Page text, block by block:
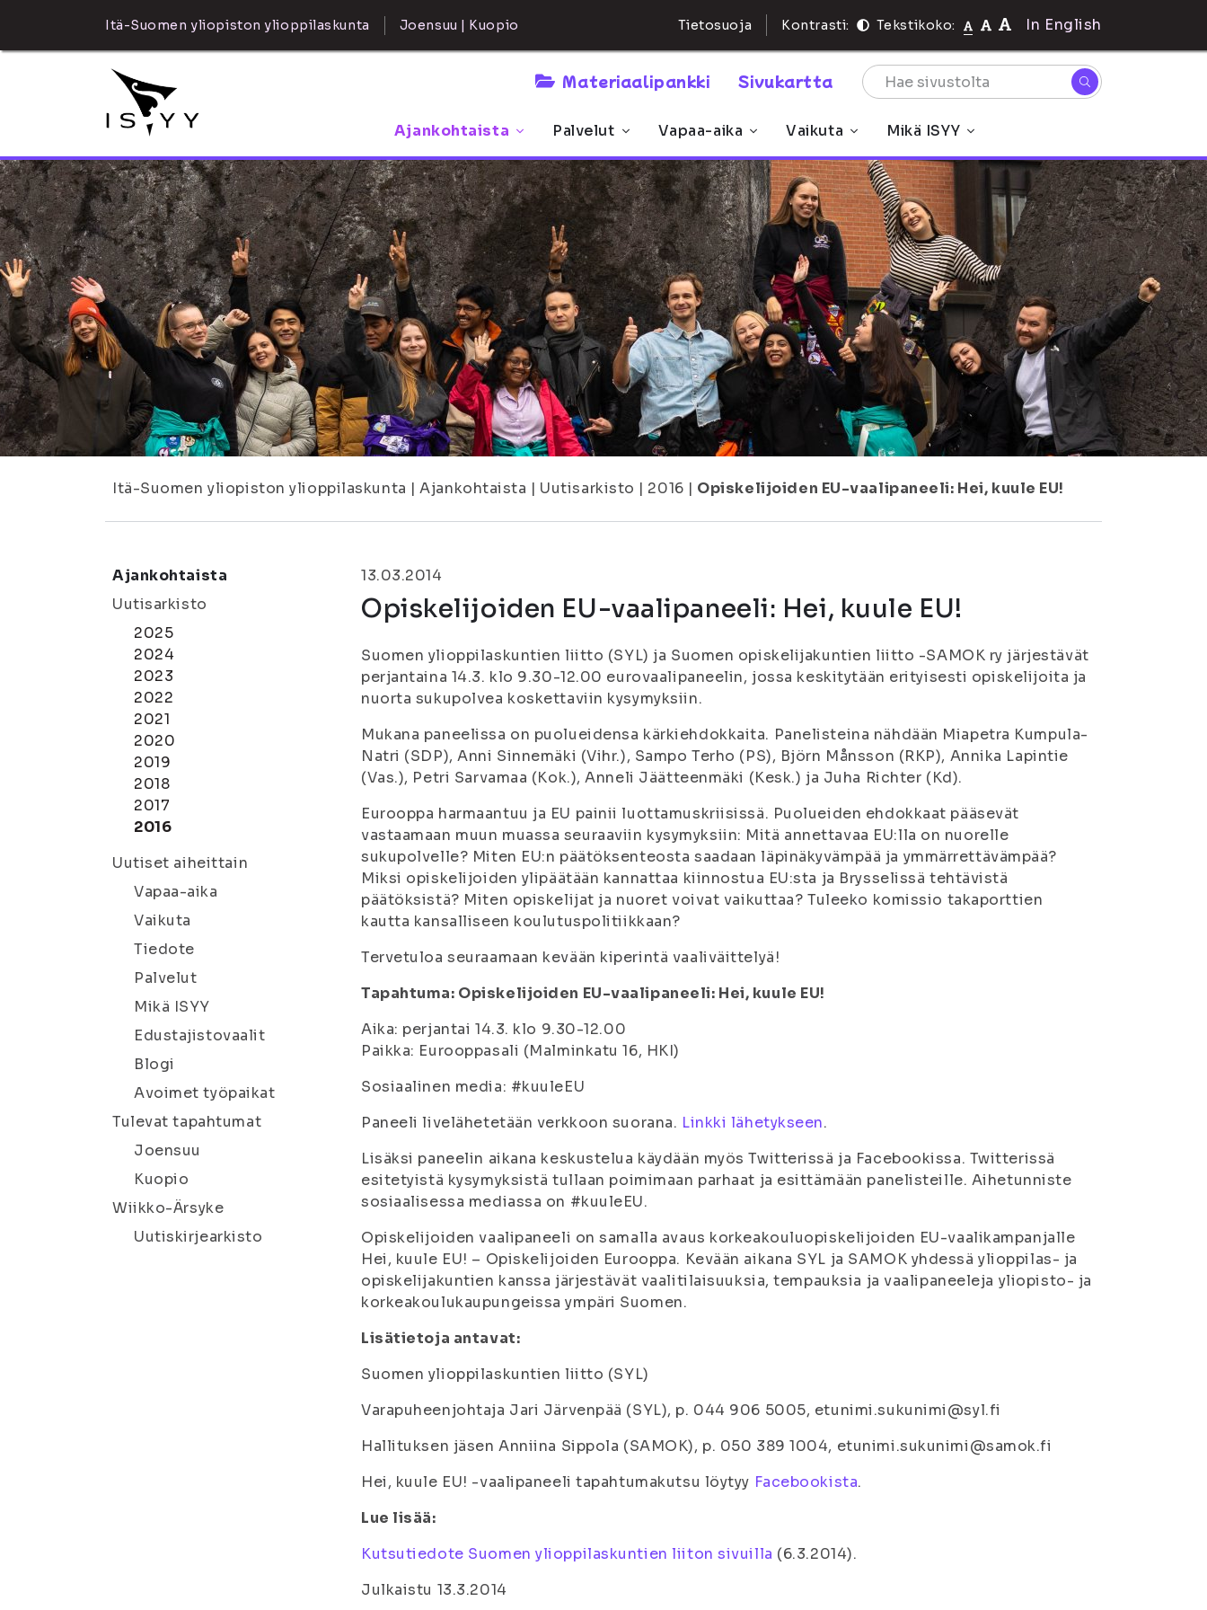
Itä-Suomen yliopiston ylioppilaskunta Joensuu | Kuopio Tietosuoja Kontrasti: Tekstikoko: In English
Materiaalipankki Sivukartta
Ajankohtaista Palvelut Vapaa-aika Vaikuta Mikä ISYY
Itä-Suomen yliopiston ylioppilaskunta | Ajankohtaista | Uutisarkisto | 2016 | Opiskelijoiden EU-vaalipaneeli: Hei, kuule EU!
Ajankohtaista
Uutisarkisto
2025
2024
2023
2022
2021
2020
2019
2018
2017
2016
Uutiset aiheittain
Vapaa-aika
Vaikuta
Tiedote
Palvelut
Mikä ISYY
Edustajistovaalit
Blogi
Avoimet työpaikat
Tulevat tapahtumat
Joensuu
Kuopio
Wiikko-Ärsyke
Uutiskirjearkisto
13.03.2014
Opiskelijoiden EU-vaalipaneeli: Hei, kuule EU!
Suomen ylioppilaskuntien liitto (SYL) ja Suomen opiskelijakuntien liitto -SAMOK ry järjestävät
perjantaina 14.3. klo 9.30-12.00 eurovaalipaneelin, jossa keskitytään erityisesti opiskelijoita ja
nuorta sukupolvea koskettaviin kysymyksiin.
Mukana paneelissa on puolueidensa kärkiehdokkaita. Panelisteina nähdään Miapetra Kumpula-
Natri (SDP), Anni Sinnemäki (Vihr.), Sampo Terho (PS), Björn Månsson (RKP), Annika Lapintie
(Vas.), Petri Sarvamaa (Kok.), Anneli Jäätteenmäki (Kesk.) ja Juha Richter (Kd).
Eurooppa harmaantuu ja EU painii luottamuskriisissä. Puolueiden ehdokkaat pääsevät
vastaamaan muun muassa seuraaviin kysymyksiin: Mitä annettavaa EU:lla on nuorelle
sukupolvelle? Miten EU:n päätöksenteosta saadaan läpinäkyvämpää ja ymmärrettävämpää?
Miksi opiskelijoiden ylipäätään kannattaa kiinnostua EU:sta ja Brysselissä tehtävistä
päätöksistä? Miten opiskelijat ja nuoret voivat vaikuttaa? Tuleeko komissio takaporttien
kautta kansalliseen koulutuspolitiikkaan?
Tervetuloa seuraamaan kevään kiperintä vaaliväittelyä!
Tapahtuma: Opiskelijoiden EU-vaalipaneeli: Hei, kuule EU!
Aika: perjantai 14.3. klo 9.30-12.00
Paikka: Eurooppasali (Malminkatu 16, HKI)
Sosiaalinen media: #kuuleEU
Paneeli livelähetetään verkkoon suorana. Linkki lähetykseen.
Lisäksi paneelin aikana keskustelua käydään myös Twitterissä ja Facebookissa. Twitterissä
esitetyistä kysymyksistä tullaan poimimaan parhaat ja esittämään panelisteille. Aihetunniste
sosiaalisessa mediassa on #kuuleEU.
Opiskelijoiden vaalipaneeli on samalla avaus korkeakouluopiskelijoiden EU-vaalikampanjalle
Hei, kuule EU! – Opiskelijoiden Eurooppa. Kevään aikana SYL ja SAMOK yhdessä ylioppilas- ja
opiskelijakuntien kanssa järjestävät vaalitilaisuuksia, tempauksia ja vaalipaneeleja yliopisto- ja
korkeakoulukaupungeissa ympäri Suomen.
Lisätietoja antavat:
Suomen ylioppilaskuntien liitto (SYL)
Varapuheenjohtaja Jari Järvenpää (SYL), p. 044 906 5005, etunimi.sukunimi@syl.fi
Hallituksen jäsen Anniina Sippola (SAMOK), p. 050 389 1004, etunimi.sukunimi@samok.fi
Hei, kuule EU! -vaalipaneeli tapahtumakutsu löytyy Facebookista.
Lue lisää:
Kutsutiedote Suomen ylioppilaskuntien liiton sivuilla (6.3.2014).
Julkaistu 13.3.2014